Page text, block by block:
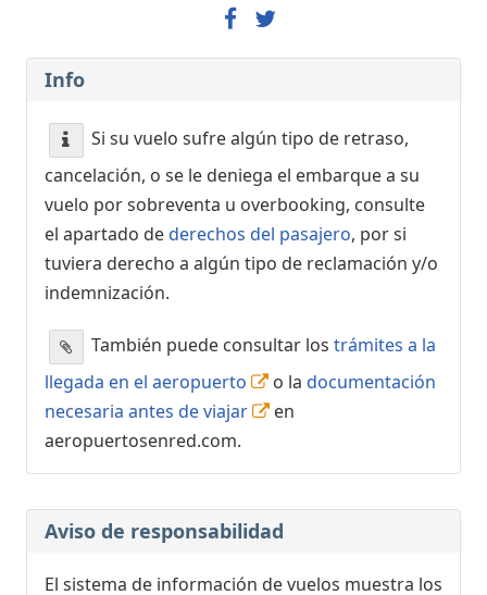
Info
Si su vuelo sufre algún tipo de retraso,
cancelación, o se le deniega el embarque a su
vuelo por sobreventa u overbooking, consulte
el apartado dederechos del pasajero, por si
tuviera derecho a algún tipo de reclamación y/o
indemnización.
También puede consultar los trámites a la
llegada en el aeropuerto
o la documentación
necesaria antes de viajar
en
aeropuertosenred.com.
Aviso de responsabilidad
El sistema de información de vuelos muestra los